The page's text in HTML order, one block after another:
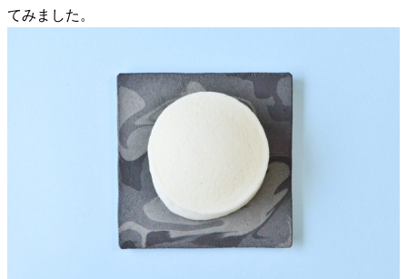
てみました。